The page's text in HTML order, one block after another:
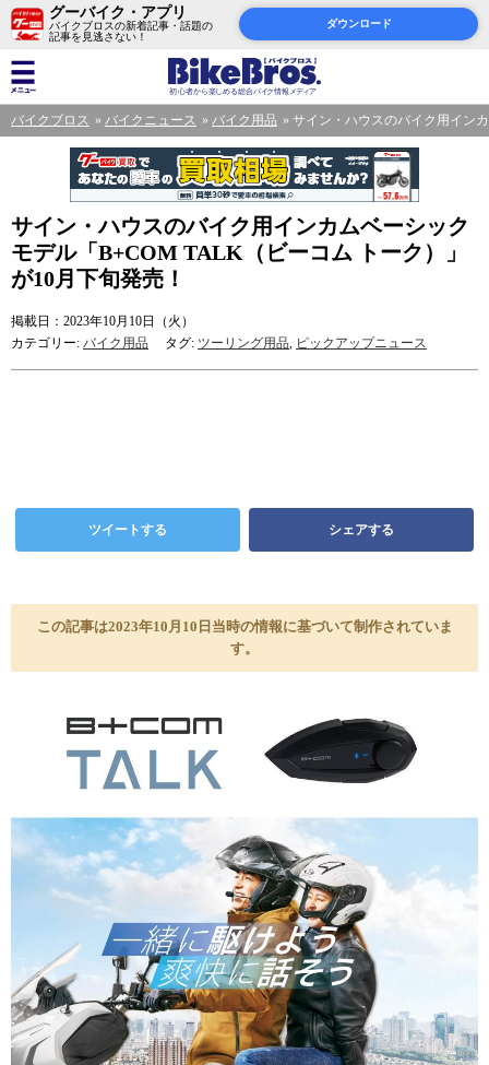
グーバイク・アプリ
バイクブロスの新着記事・話題の
記事を見逃さない！
ダウンロード
バイクブロス バイクニュース バイク用品 サイン・ハウスのバイク用イン
サイン・ハウスのバイク用インカムベーシック
モデル「B+COM TALK（ビーコム トーク）」
が10月下旬発売！
掲載日：2023年10月10日（火）
カテゴリー: バイク用品 タグ: ツーリング用品, ピックアップニュース
ツイートする シェアする
この記事は2023年10月10日当時の情報に基づいて制作されていま
す。